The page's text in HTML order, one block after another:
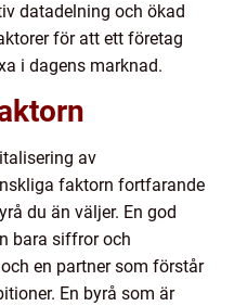
datadelning och ökad
för att ett företag
i dagens marknad.
av
faktorn fortfarande
du än väljer. En god
bara siffror och
en partner som förstår
En byrå som är